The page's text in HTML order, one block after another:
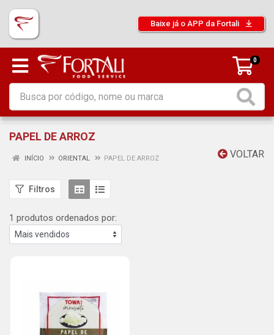
Baixe já o APP da Fortali
0
PAPEL DE ARROZ
VOLTAR
INÍCIO ORIENTAL PAPEL DE ARROZ
Filtros
1 produtos ordenados por: